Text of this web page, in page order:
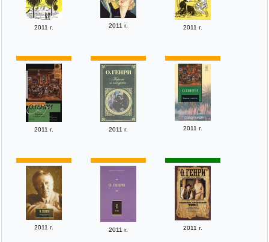
2011 г. 2011 г. 2011 г.
2011 г. 2011 г. 2011 г.
2011 г. 2011 г. 2011 г.